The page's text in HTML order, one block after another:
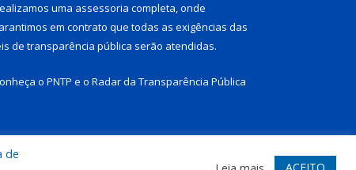
uma assessoria completa, onde
em contrato que todas as exigências das
de transparência pública serão atendidas.
o PNTP e o Radar da Transparência Pública
Acessar Webmail
de
ACEITO